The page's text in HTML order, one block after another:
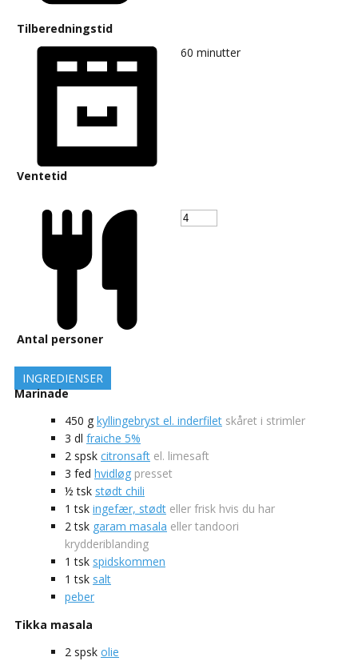
Tilberedningstid
Ventetid
60 minutter
Antal personer
INGREDIENSER
Marinade
450 g kyllingebryst el. inderfilet skåret i strimler
3 dl fraiche 5%
2 spsk citronsaft el. limesaft
3 fed hvidløg presset
½ tsk stødt chili
1 tsk ingefær, stødt eller frisk hvis du har
2 tsk garam masala eller tandoori
krydderiblanding
1 tsk spidskommen
1 tsk salt
peber
Tikka masala
2 spsk olie